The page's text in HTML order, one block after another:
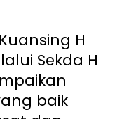
H
Sekda H
baik